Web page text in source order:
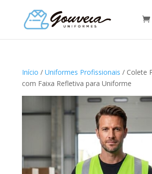
Início / Uniformes Profissionais / Colete
com Faixa Refletiva para Uniforme